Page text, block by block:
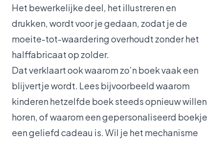
Het bewerkelijke deel, het illustreren en
drukken, wordt voor je gedaan, zodat je de
moeite-tot-waardering overhoudt zonder het
halffabricaat op zolder.
Dat verklaart ook waarom zo’n boek vaak een
blijvertje wordt. Lees bijvoorbeeld waarom
kinderenhetzelfde boek steeds opnieuw willen
horen, of waarom eengepersonaliseerd boekje
een geliefd cadeau is. Wil je het mechanisme